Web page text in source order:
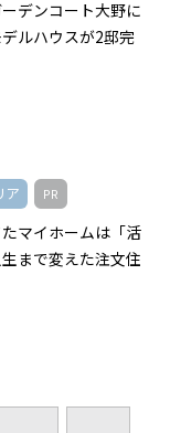
ーデンコート大野に
ルハウスが2邸完
ア PR
マイホームは「活
まで変えた注文住